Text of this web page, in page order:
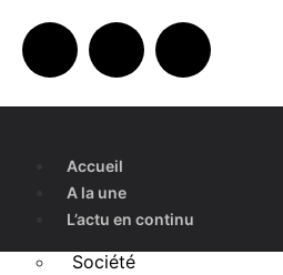
Accueil
A la une
L’actu en continu
Société